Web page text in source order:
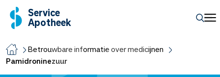
Service
Apotheek
Betrouwbare informatie over medicijnen
Pamidroninezuur